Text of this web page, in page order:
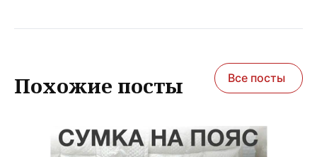
Похожие посты Все посты